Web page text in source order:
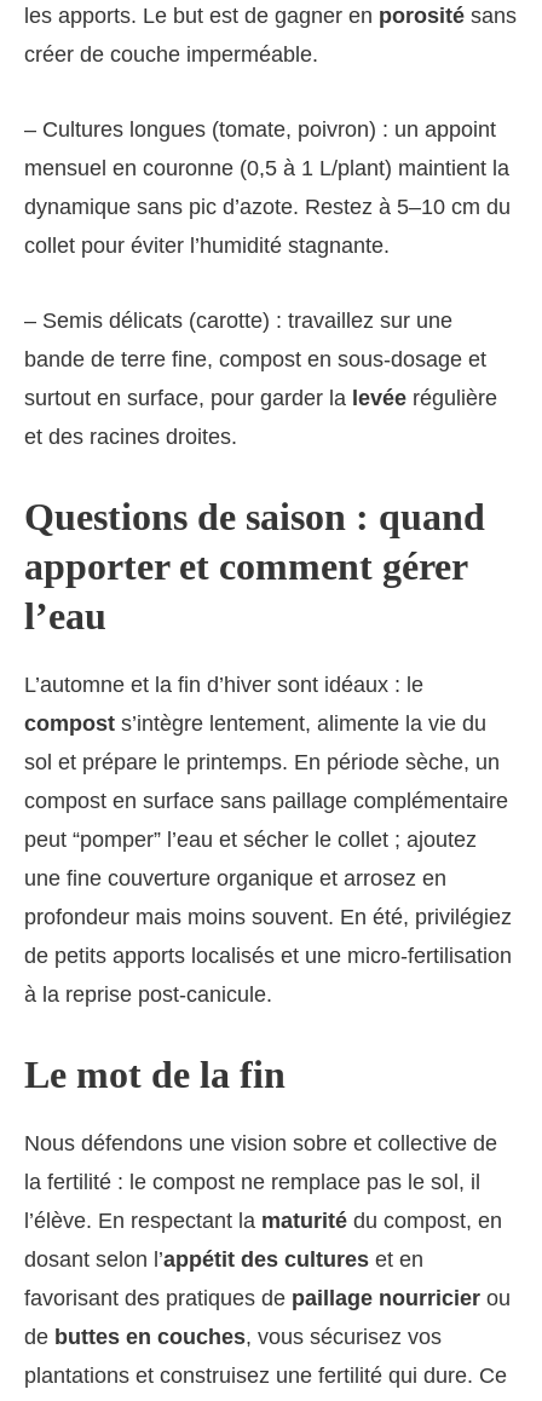
les apports. Le but est de gagner en porosité sans
créer de couche imperméable.
– Cultures longues (tomate, poivron) : un appoint
mensuel en couronne (0,5 à 1 L/plant) maintient la
dynamique sans pic d’azote. Restez à 5–10 cm du
collet pour éviter l’humidité stagnante.
– Semis délicats (carotte) : travaillez sur une
bande de terre fine, compost en sous‑dosage et
surtout en surface, pour garder la levée régulière
et des racines droites.
Questions de saison : quand
apporter et comment gérer
l’eau
L’automne et la fin d’hiver sont idéaux : le
compost s’intègre lentement, alimente la vie du
sol et prépare le printemps. En période sèche, un
compost en surface sans paillage complémentaire
peut “pomper” l’eau et sécher le collet ; ajoutez
une fine couverture organique et arrosez en
profondeur mais moins souvent. En été, privilégiez
de petits apports localisés et une micro‑fertilisation
à la reprise post‑canicule.
Le mot de la fin
Nous défendons une vision sobre et collective de
la fertilité : le compost ne remplace pas le sol, il
l’élève. En respectant la maturité du compost, en
dosant selon l’appétit des cultures et en
favorisant des pratiques de paillage nourricier ou
de buttes en couches, vous sécurisez vos
plantations et construisez une fertilité qui dure. Ce